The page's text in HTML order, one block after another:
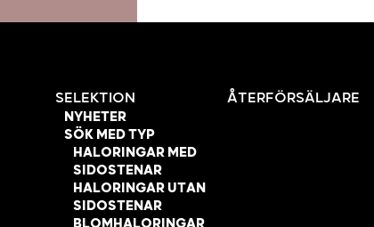
SELEKTION
NYHETER
SÖK MED TYP
HALORINGAR MED
SIDOSTENAR
HALORINGAR UTAN
SIDOSTENAR
BLOMHALORINGAR
ÅTERFÖRSÄLJARE